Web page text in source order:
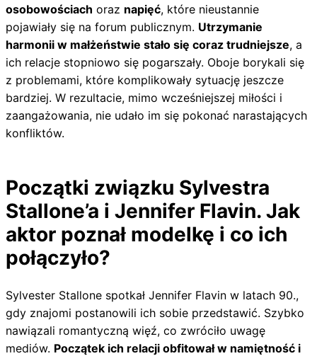
osobowościach oraz napięć, które nieustannie
pojawiały się na forum publicznym. Utrzymanie
harmonii w małżeństwie stało się coraz trudniejsze, a
ich relacje stopniowo się pogarszały. Oboje borykali się
z problemami, które komplikowały sytuację jeszcze
bardziej. W rezultacie, mimo wcześniejszej miłości i
zaangażowania, nie udało im się pokonać narastających
konfliktów.
Początki związku Sylvestra
Stallone’a i Jennifer Flavin. Jak
aktor poznał modelkę i co ich
połączyło?
Sylvester Stallone spotkał Jennifer Flavin w latach 90.,
gdy znajomi postanowili ich sobie przedstawić. Szybko
nawiązali romantyczną więź, co zwróciło uwagę
mediów. Początek ich relacji obfitował w namiętność i